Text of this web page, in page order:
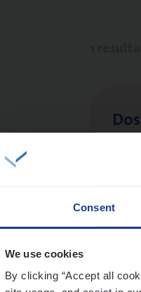
Consent
We use cookies
By clicking “Accept all